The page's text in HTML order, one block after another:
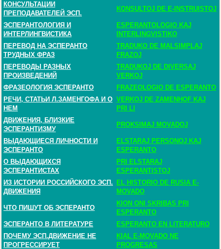
КОНСУЛЬТАЦИИ
ПРЕПОДАВАТЕЛЕЙ ЭСП.
KONSULTOJ DE E-INSTRUISTOJ
ЭСПЕРАНТОЛОГИЯ И
ИНТЕРЛИНГВИСТИКА
ESPERANTOLOGIO KAJ
INTERLINGVISTIKO
ПЕРЕВОД НА ЭСПЕРАНТО
ТРУДНЫХ ФРАЗ
TRADUKO DE MALSIMPLAJ
FRAZOJ
ПЕРЕВОДЫ РАЗНЫХ
ПРОИЗВЕДЕНИЙ
TRADUKOJ DE DIVERSAJ
VERKOJ
ФРАЗЕОЛОГИЯ ЭСПЕРАНТО
FRAZEOLOGIO DE ESPERANTO
РЕЧИ, СТАТЬИ Л.ЗАМЕНГОФА И О
НЕМ
VERKOJ DE ZAMENHOF KAJ
PRI LI
ДВИЖЕНИЯ, БЛИЗКИЕ
ЭСПЕРАНТИЗМУ
PROKSIMAJ MOVADOJ
ВЫДАЮЩИЕСЯ ЛИЧНОСТИ И
ЭСПЕРАНТО
ELSTARAJ PERSONOJ KAJ
ESPERANTO
О ВЫДАЮЩИХСЯ
ЭСПЕРАНТИСТАХ
PRI ELSTARAJ
ESPERANTISTOJ
ИЗ ИСТОРИИ РОССИЙСКОГО ЭСП.
ДВИЖЕНИЯ
EL HISTORIO DE RUSIA E-
MOVADO
ЧТО ПИШУТ ОБ ЭСПЕРАНТО
KION ONI SKRIBAS PRI
ESPERANTO
ЭСПЕРАНТО В ЛИТЕРАТУРЕ
ESPERANTO EN LITERATURO
ПОЧЕМУ ЭСП.ДВИЖЕНИЕ НЕ
ПРОГРЕССИРУЕТ
KIAL E-MOVADO NE
PROGRESAS